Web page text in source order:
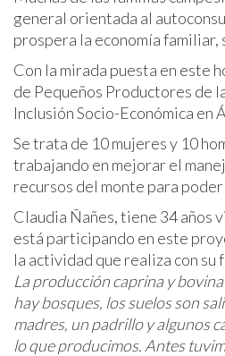
general orientada al
prospera la economía familiar,
Con la mirada puesta en este
de Pequeños Productores de
Inclusión Socio-Económica
Se trata de 10 mujeres y 10
trabajando en mejorar el
recursos del monte para
Claudia Ñañes, tiene 34 años
está participando en este
la actividad que realiza con su
La producción caprina y
hay bosques, los suelos son
madres, un padrillo y algunos
lo que producimos. Antes